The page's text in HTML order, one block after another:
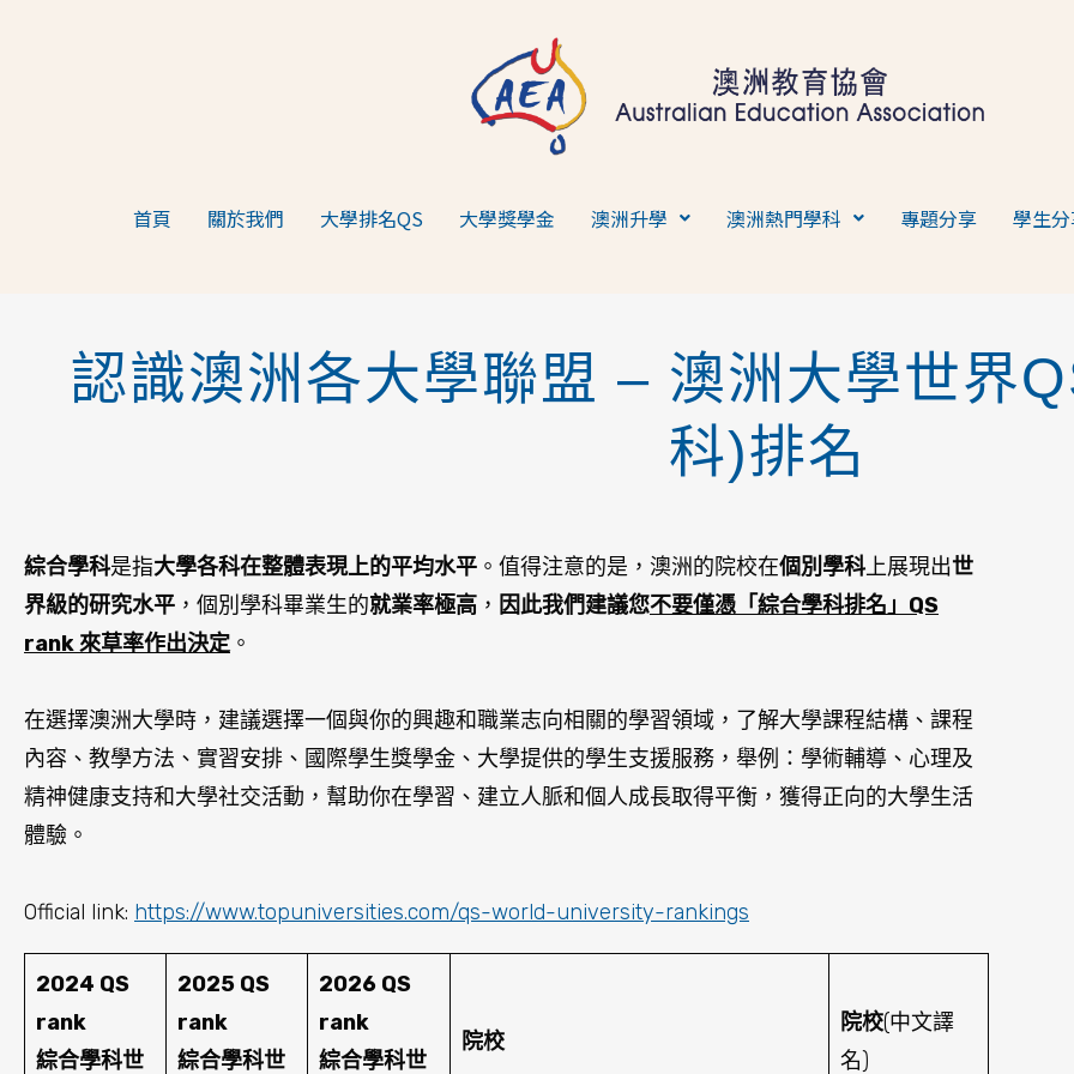
首頁 關於我們 大學排名QS 大學獎學金 澳洲升學 澳洲熱門學科 專題分享 學生
認識澳洲各大學聯盟 – 澳洲大學世界
科)排名
綜合學科是指大學各科在整體表現上的平均水平 。值得注意的是，澳洲的院校在個別學科上展現出世
界級的研究水平 ，個別學科畢業生的就業率極高 ， 因此我們建議您不要僅憑「綜合學科排名」QS
rank 來草率作出決定。
在選擇澳洲大學時，建議選擇一個與你的興趣和職業志向相關的學習領域，了解大學課程結構、課程
內容、教學方法、實習安排、國際學生獎學金、大學提供的學生支援服務，舉例：學術輔導、心理及
精神健康支持和大學社交活動，幫助你在學習、建立人脈和個人成長取得平衡，獲得正向的大學生活
體驗。
Official link: https://www.topuniversities.com/qs-world-university-rankings
2024 QS
rank
綜合學科世
2025 QS
rank
綜合學科世
2026 QS
rank
綜合學科世
院校
院校(中文譯
名)